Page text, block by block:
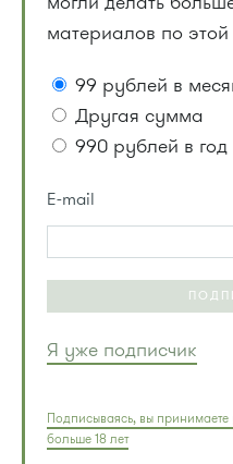
материалов по этой
99 рублей в
Другая сумма
990 рублей в год
E-mail
Я уже подписчик
Подписываясь, вы
больше 18 лет